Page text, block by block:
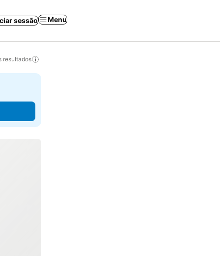
sessão Menu
resultados